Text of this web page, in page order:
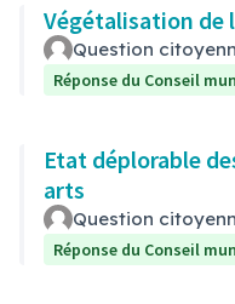
Végétalisation de
Question
Réponse du Conseil
Etat déplorable
arts
Question
Réponse du Conseil